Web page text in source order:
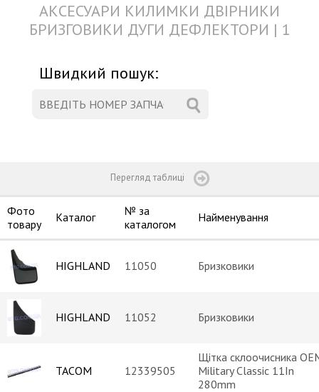
АКСЕСУАРИ КИЛИМКИ ДВІРНИКИ
БРИЗГОВИКИ ДУГИ ДЕФЛЕКТОРИ | 1
Швидкий пошук:
Перегляд таблиці
Фото
товару
Каталог
№ за
каталогом
Найменування
HIGHLAND 11050 Бризковики
HIGHLAND 11052 Бризковики
TACOM 12339505
Щітка склоочисника
Military Classic 11In
280mm